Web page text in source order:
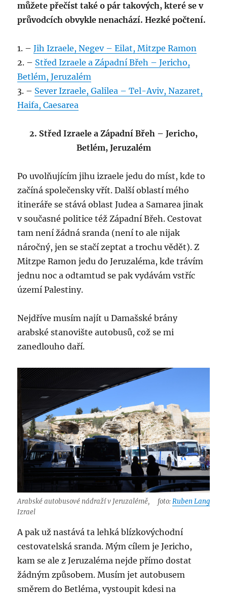
můžete přečíst také o pár takových, které se v
průvodcích obvykle nenachází. Hezké počtení.
1. –Jih Izraele, Negev – Eilat, Mitzpe Ramon
2. – Střed Izraele a Západní Břeh – Jericho,
Betlém, Jeruzalém
3. – Sever Izraele, Galilea – Tel-Aviv, Nazaret,
Haifa, Caesarea
2. Střed Izraele a Západní Břeh – Jericho,
Betlém, Jeruzalém
Po uvolňujícím jihu izraele jedu do míst, kde to
začíná společensky vřít. Další oblastí mého
itineráře se stává oblast Judea a Samarea jinak
v současné politice též Západní Břeh. Cestovat
tam není žádná sranda (není to ale nijak
náročný, jen se stačí zeptat a trochu vědět). Z
Mitzpe Ramon jedu do Jeruzaléma, kde trávím
jednu noc a odtamtud se pak vydávám vstříc
území Palestiny.
Nejdříve musím najít u Damašské brány
arabské stanovište autobusů, což se mi
zanedlouho daří.
Arabské autobusové nádraží v Jeruzalémě,
Izrael
foto:Ruben Lang
A pak už nastává ta lehká blízkovýchodní
cestovatelská sranda. Mým cílem je Jericho,
kam se ale z Jeruzaléma nejde přímo dostat
žádným způsobem. Musím jet autobusem
směrem do Betléma, vystoupit kdesi na